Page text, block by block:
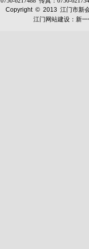
Copyright © 2013 江门市新
江门网站建设 ： 新